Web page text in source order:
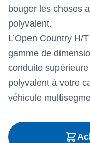
bouger les choses
polyvalent.
L’Open Country H/
gamme de
conduite
polyvalent à votre
véhicule